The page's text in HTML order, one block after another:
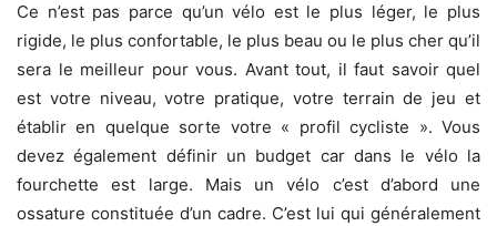
Ce n’est pas parce qu’un vélo est le plus léger, le plus
rigide, le plus confortable, le plus beau ou le plus cher qu’il
sera le meilleur pour vous. Avant tout, il faut savoir quel
est votre niveau, votre pratique, votre terrain de jeu et
établir en quelque sorte votre « profil cycliste ». Vous
devez également définir un budget car dans le vélo la
fourchette est large. Mais un vélo c’est d’abord une
ossature constituée d’un cadre. C’est lui qui généralement